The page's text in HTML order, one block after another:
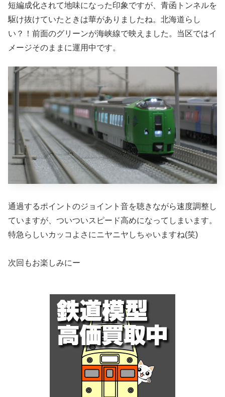
短編成化されて地味になった印象ですが、青函トンネルを
駆け抜けていたときは華がありましたね。北海道らし
い？！前面のグリーンが海峡線で映えました。当区ではイ
メージそのままに運用中です。
通過するポイントのジョイント音を聴きながら速度調整し
ていますが、ついついスピード高めになってしまいます。
特急らしいカッコよさにニヤニヤしちゃいますね(笑)
次回もお楽しみにー